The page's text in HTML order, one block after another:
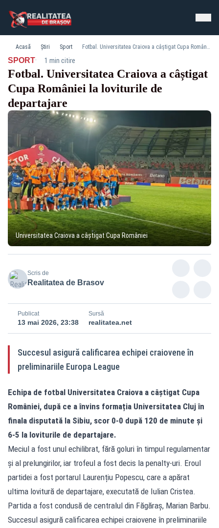
Acasă Știri Sport Fotbal. Universitatea Craiova a câștigat Cupa României la loviturile de departajare
SPORT· 1 min citire
Fotbal. Universitatea Craiova a câștigat
Cupa României la loviturile de
departajare
Universitatea Craiova a câștigat Cupa României
Scris de
Realitatea de Brasov
Publicat
13 mai 2026, 23:38
Sursă
realitatea.net
Succesul asigură calificarea echipei craiovene în
preliminariile Europa League
Echipa de fotbal Universitatea Craiova a câștigat Cupa
României, după ce a învins formația Universitatea Cluj în
finala disputată la Sibiu, scor 0-0 după 120 de minute și
6-5 la loviturile de departajare.
Meciul a fost unul echilibrat, fără goluri în timpul regulamentar
și al prelungirilor, iar trofeul a fost decis la penalty-uri. Eroul
partidei a fost portarul Laurențiu Popescu, care a apărat
ultima lovitură de departajare, executată de Iulian Cristea.
Partida a fost condusă de centralul din Făgăraș, Marian Barbu.
Succesul asigură calificarea echipei craiovene în preliminariile